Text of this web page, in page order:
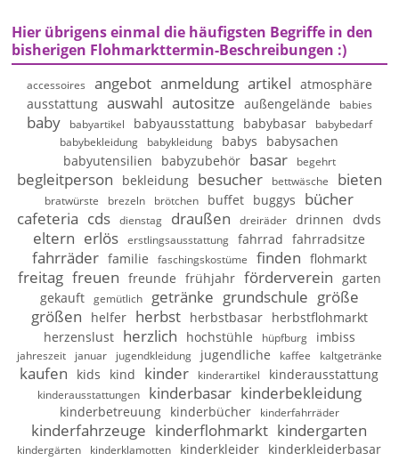
Hier übrigens einmal die häufigsten Begriffe in den
bisherigen Flohmarkttermin-Beschreibungen :)
accessoires angebot anmeldung artikel atmosphäre
ausstattung auswahl autositze außengelände babies
baby babyartikel babyausstattung babybasar
babybedarf
babybekleidung
babykleidung babys
babysachen
babyutensilien
babyzubehör basar begehrt
begleitperson bekleidung besucher bettwäsche bieten
bratwürste brezeln brötchen buffet buggys
bücher
cafeteria cds dienstag draußen dreiräder drinnen dvds
eltern erlös erstlingsausstattung fahrrad fahrradsitze
fahrräder familie faschingskostüme finden flohmarkt
freitag freuen freunde frühjahr förderverein garten
gekauft
gemütlich getränke grundschule größe
größen
helfer herbst herbstbasar herbstflohmarkt
herzenslust herzlich hochstühle hüpfburg imbiss
jahreszeit januar jugendkleidung jugendliche kaffee kaltgetränke
kaufen kids kind kinder kinderartikel kinderausstattung
kinderausstattungen kinderbasar kinderbekleidung
kinderbetreuung kinderbücher kinderfahrräder
kinderfahrzeuge kinderflohmarkt kindergarten
kindergärten kinderklamotten kinderkleider kinderkleiderbasar